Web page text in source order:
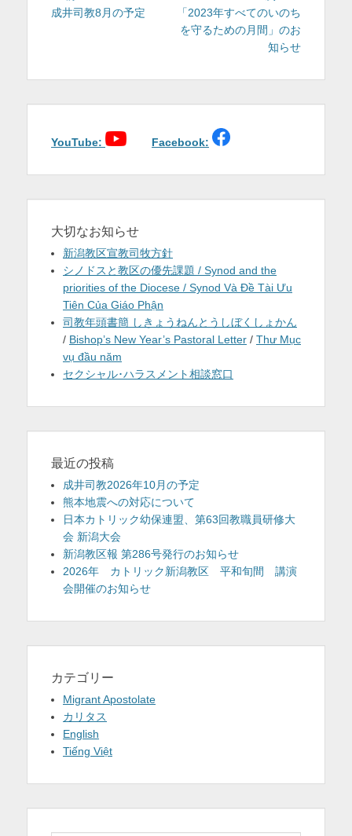
稿
シ
ン
の
成井司教8月の予定
稿:
「2023年すべてのいのち
を守るための月間」のお
知らせ
YouTube: Facebook:
大切なお知らせ
新潟教区宣教司牧方針
シノドスと教区の優先課題 / Synod and the
priorities of the Diocese / Synod Và Đề Tài Ưu
Tiên Của Giáo Phận
司教年頭書簡 しきょうねんとうしぼくしょかん
/ Bishop’s New Year’s Pastoral Letter / Thư Mục
vụ đầu năm
セクシャル･ハラスメント相談窓口
最近の投稿
成井司教2026年10月の予定
熊本地震への対応について
日本カトリック幼保連盟、第63回教職員研修大
会 新潟大会
新潟教区報 第286号発行のお知らせ
2026年 カトリック新潟教区 平和旬間 講演
会開催のお知らせ
カテゴリー
Migrant Apostolate
カリタス
English
Tiếng Việt